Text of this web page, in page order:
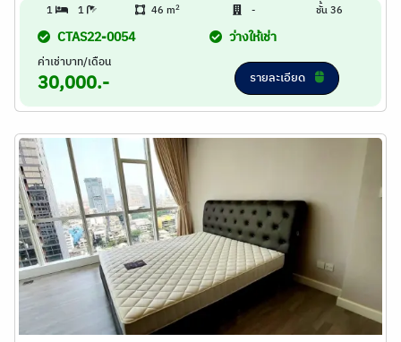
1 1 46 m2 - ชั้น 36
CTAS22-0054 ว่างให้เช่า
ค่าเช่าบาท/เดือน
30,000.- รายละเอียด